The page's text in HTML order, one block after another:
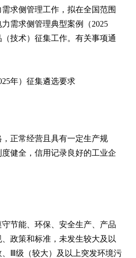
求侧管理工作，拟在全国范围
需求侧管理典型案例（2025
技术）征集工作。有关事项通
年）征集遴选要求
正常经营且具有一定生产规
健全，信用记录良好的工业企
节能、环保、安全生产、产品
政策和标准，未发生较大及以
、Ⅲ级（较大）及以上突发环境污